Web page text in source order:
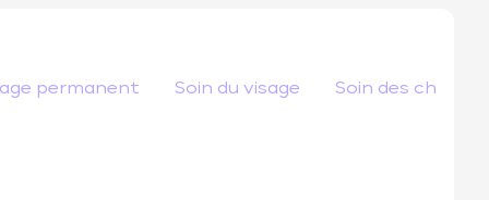
permanent Soin du visage Soin des cheveux